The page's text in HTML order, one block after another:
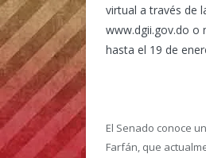
virtual a través de
www.dgii.gov.do o
hasta el 19 de
El Senado conoce
Farfán, que